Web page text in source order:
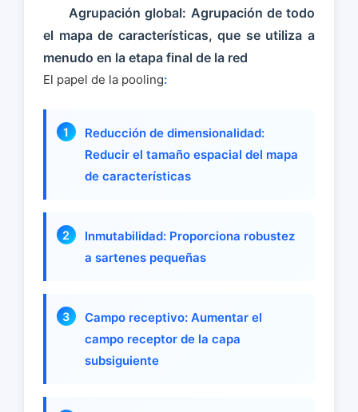
Agrupación global: Agrupación de todo
el mapa de características, que se utiliza a
menudo en la etapa final de la red
El papel de la pooling:
Reducción de dimensionalidad:
Reducir el tamaño espacial del mapa
de características
Inmutabilidad: Proporciona robustez
a sartenes pequeñas
Campo receptivo: Aumentar el
campo receptor de la capa
subsiguiente